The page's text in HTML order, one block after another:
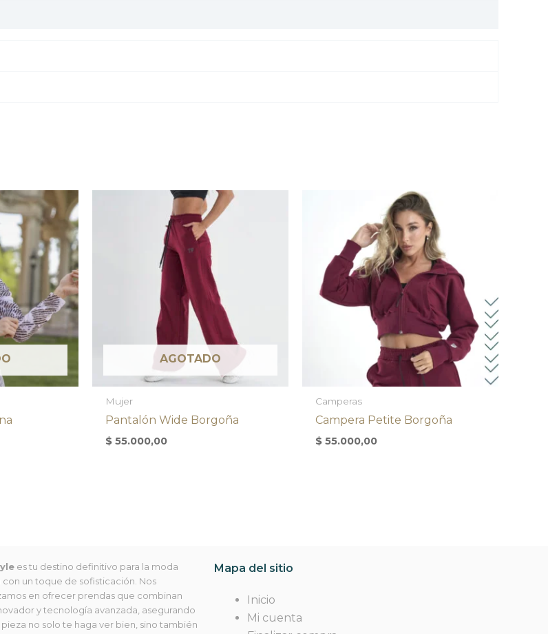
AGOTADO
Mujer
Pantalón Wide Borgoña
$ 55.000,00
Camperas
Campera Petite Borgoña
$ 55.000,00
es tu destino definitivo para la moda
un toque de sofisticación. Nos
en ofrecer prendas que combinan
y tecnología avanzada, asegurando
no solo te haga ver bien, sino también
Mapa del sitio
Inicio
Mi cuenta